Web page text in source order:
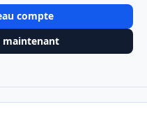
compte
maintenant